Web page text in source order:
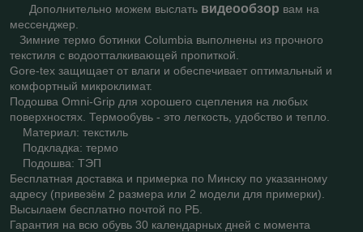
Дополнительно можем выслать видеообзор вам на
мессенджер.
Зимние термо ботинки Columbia выполнены из прочного
текстиля с водоотталкивающей пропиткой.
Gore-tex защищает от влаги и обеспечивает оптимальный и
комфортный микроклимат.
Подошва Omni-Grip для хорошего сцепления на любых
поверхностях. Термообувь - это легкость, удобство и тепло.
Материал: текстиль
Подкладка: термо
Подошва: ТЭП
Бесплатная доставка и примерка по Минску по указанному
адресу (привезём 2 размера или 2 модели для примерки).
Высылаем бесплатно почтой по РБ.
Гарантия на всю обувь 30 календарных дней с момента